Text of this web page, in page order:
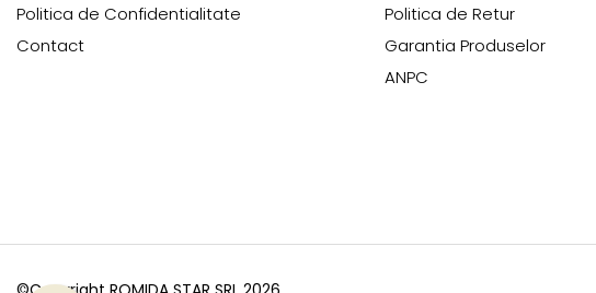
Politica de Confidentialitate
Contact
Politica de Retur
Garantia Produselor
ANPC